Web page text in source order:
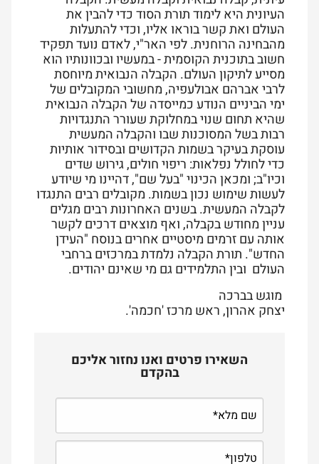
העיונית היא לימוד תורת הסוד כדי להבין את
העולם ואת קשר בוראו אליו, וכדי להתעלות
מהבחינה הרוחנית. לפי האר"י, לאדם נועד תפקיד
חשוב בתוכנית הקוסמית - במעשיו ובכוונותיו הוא
מסייע לתיקון העולם. הקבלה הנבואית מיוחסת
לרבי אברהם אבולעפיה, מחשובי המקובלים של
ימי הביניים הנודע כמייסדה של הקבלה הנבואית
שהיא תחום שנוי במחלוקת שעורר התנגדויות
רבות בשל המסוכנות שבו והקבלה המעשית
עוסקת בעיקר בשמות הקדושים ובסידור אותיות
כדי לחולל נפלאות: ריפוי חולים, גירוש שדים
וכיו"ב; ומכאן הכינוי "בעל שם", דהיינו מי שיודע
לעשות שימוש נכון בשמות. מקובלים רבים התנגדו
לקבלה המעשית. בשנים האחרונות רבים מגלים
עניין מחודש בקבלה, ואף מוצאים דרכים לקשר
אותה עם זרמים מיסטיים אחרים בנוסח "העידן
החדש". תורת הקבלה נלמדת במרכזים ברחבי
העולם ובין התלמידים גם מי שאינם יהודים.
מוגש בברכה
יצחק אהרון, ראש מרכז 'חכמה'.
השאירו פרטים ואנו נחזור אליכם
בהקדם